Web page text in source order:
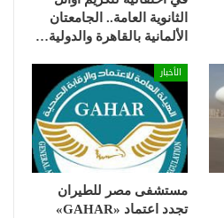
الثانوية العامة.. الجامعتان
الألمانية بالقاهرة والدولية…
الأخبار
مستشفى مصر للطيران
تجدد اعتماد «GAHAR»